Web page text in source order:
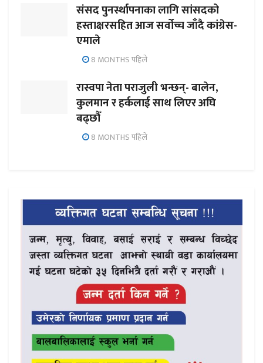
संसद पुनर्स्थापनाका लागि सांसदको
हस्ताक्षरसहित आज सर्वोच्च जाँदै कांग्रेस-
एमाले
8 MONTHS पहिले
रास्वपा नेता पराजुली भन्छन्- बालेन,
कुलमान र हर्कलाई साथ लिएर अघि
बढ्छौँ
8 MONTHS पहिले